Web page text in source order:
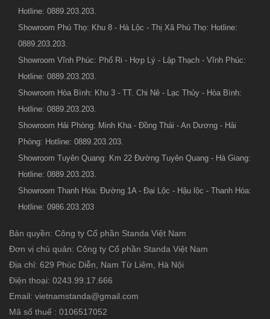
Hotline: 0889.203.203.
Showroom Phú Thọ: Khu 8 - Hà Lộc - Thị Xã Phú Thọ: Hotline:
0889.203.203.
Showroom Vĩnh Phúc: Phố Ri - Hợp Lý - Lập Thạch - Vĩnh Phúc:
Hotline: 0889.203.203.
Showroom Hòa Bình: Khu 3 - TT. Chi Nê - Lạc Thủy - Hòa Bình:
Hotline: 0889.203.203.
Showroom Hải Phòng: Minh Kha - Đồng Thái - An Dương - Hải
Phòng: Hotline: 0889.203.203.
Showroom Tuyên Quang: Km 22 Đường Tuyên Quang - Hà Giang:
Hotline: 0889.203.203.
Showroom Thanh Hóa: Đường 1A - Đại Lộc - Hậu lộc - Thanh Hóa:
Hotline: 0986.203.203
Bản quyền: Công ty Cổ phần Standa Việt Nam
Đơn vị chủ quản: Công ty Cổ phần Standa Việt Nam
Địa chỉ: 629 Phúc Diễn, Nam Từ Liêm, Hà Nội
Điện thoại: 0243.99.17.666
Email: vietnamstanda@gmail.com
Mã số thuế : 0106517052